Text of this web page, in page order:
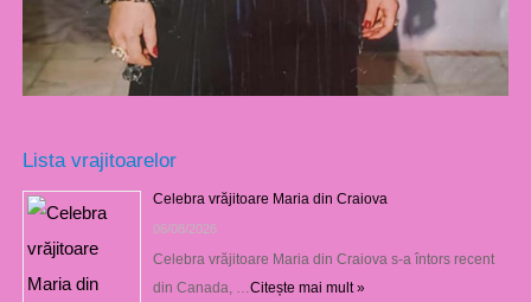
Lista vrajitoarelor
Celebra vrăjitoare Maria din Craiova
06/08/2026
Celebra vrăjitoare Maria din Craiova s-a întors recent
din Canada, … Citește mai mult »